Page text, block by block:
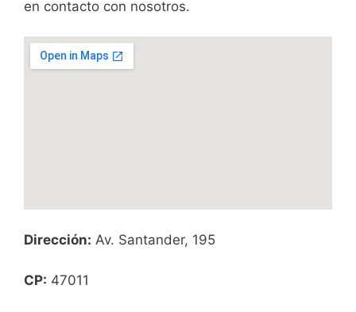
en contacto con nosotros.
Dirección: Av. Santander, 195
CP: 47011